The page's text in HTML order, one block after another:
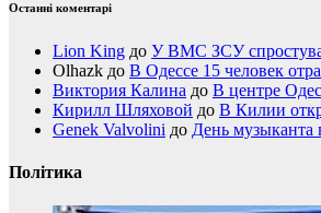
Останні коментарі
Lion King до У ВМС ЗСУ
Olhazk до В Одессе 15 человек
Виктория Калина до В центре
Кирилл Шляховой до В Килии
Genek Valvolini до День музыканта
Політика